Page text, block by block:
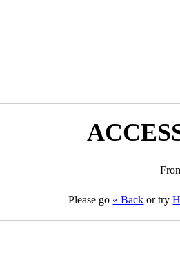
Please go « Back or try